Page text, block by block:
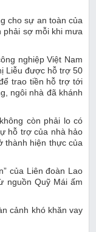
cho sự an toàn của
phải sợ mỗi khi mưa
nghiệp Việt Nam
Liễu được hỗ trợ 50
trao tiền hỗ trợ tới
ngôi nhà đã khánh
còn phải lo có
hỗ trợ của nhà hảo
thành hiện thực của
của Liên đoàn Lao
nguồn Quỹ Mái ấm
cảnh khó khăn vay